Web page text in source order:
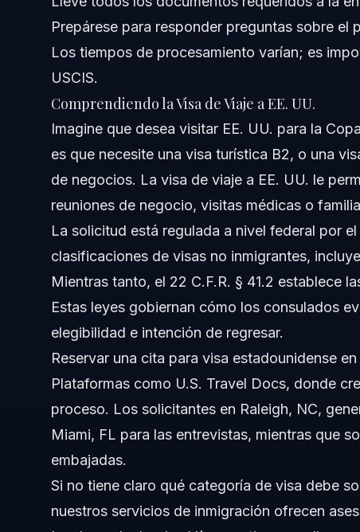
¿La visa de viaje de EE. UU. es B1 o B2 para turistas?
¿Debo pagar $250 para entrar a EE. UU. con una visa de
¿Puedo usar jeans en mi cita para la visa de EE. UU. en la
¿Cuánto tiempo puedo quedarme en EE. UU. con una
¿Qué es el U.S. visa appointment Login y cómo se usa?
¿Dónde encuentro los requisitos para la visa de turista
¿Qué es US visa scheduling India y aplica para
¿Cómo entro a EE. UU. después de que me aprueben la
Fuentes y Referencias
Prepárese para responder preguntas sobre el
Los tiempos de procesamiento varían; es
USCIS.
Comprendiendo la Visa de Viaje a EE. UU.
Imagine que desea visitar EE. UU. para la
es que necesite una visa turística B2, o una
de negocios. La visa de viaje a EE. UU. le
reuniones de negocio, visitas médicas o
La solicitud está regulada a nivel federal por
clasificaciones de visas no inmigrantes,
Mientras tanto, el 22 C.F.R. § 41.2 establece
Estas leyes gobiernan cómo los consulados
elegibilidad e intención de regresar.
Reservar una cita para visa estadounidense
Plataformas como U.S. Travel Docs, donde
proceso. Los solicitantes en Raleigh, NC,
Miami, FL para las entrevistas, mientras que
embajadas.
Si no tiene claro qué categoría de visa debe
nuestros servicios de inmigración ofrecen